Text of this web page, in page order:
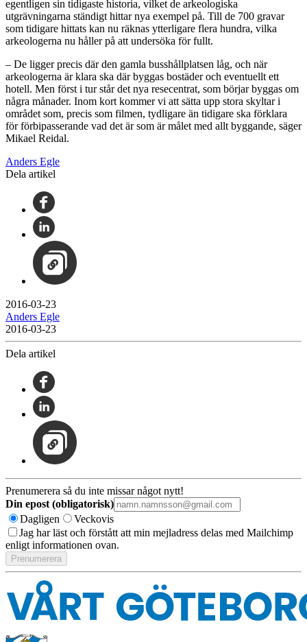
egentligen sin tidigaste historia, vilket de arkeologiska
utgrävningarna ständigt hittar nya exempel på. Till de 700 gravar
som tidigare hittats kan nu räknas ytterligare flera hundra, vilka
arkeologerna nu håller på att undersöka för fullt.
– De ligger precis där den gamla busshållplatsen låg, och när
arkeologerna är klara ska där byggas bostäder och eventuellt ett
hotell. Men först i tur står det nya resecentrat, som börjar byggas om
några månader. Inom kort kommer vi att sätta upp stora skyltar i
området som, precis som filmen, tydligare än tidigare ska förklara
för förbipasserande vad det är som är målet med allt byggande, säger
Mikael Reidal.
Anders Egle
Dela artikel
2016-03-23
Anders Egle
2016-03-23
Dela artikel
Prenumerera så du inte missar något nytt!
Din epost (obligatorisk)
Dagligen
Veckovis
Jag har läst och förstått att min mejladress delas med Mailchimp
enligt informationen ovan.